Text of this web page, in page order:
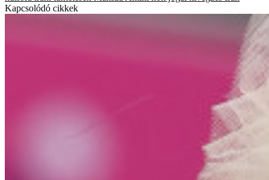
Kapcsolódó cikkek